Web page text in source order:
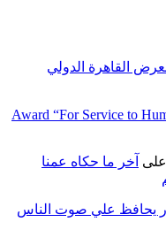
القاهرة الدولي
Award “For Service to
على آخر ما حكاه عمنا
٣١ ضرار يحافظ علي صوت الناس